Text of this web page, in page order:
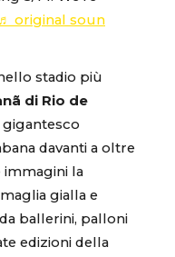
♬ original soun
stadio più
di Rio de
davanti a oltre
immagini la
gialla e
ballerini, palloni
edizioni della